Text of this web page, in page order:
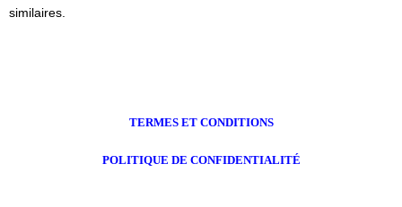
similaires.
TERMES ET CONDITIONS
POLITIQUE DE CONFIDENTIALITÉ